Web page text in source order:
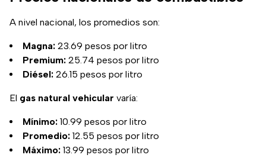
A nivel nacional, los promedios son:
Magna: 23.69 pesos por litro
Premium: 25.74 pesos por litro
Diésel: 26.15 pesos por litro
El gas natural vehicular varía:
Mínimo: 10.99 pesos por litro
Promedio: 12.55 pesos por litro
Máximo: 13.99 pesos por litro